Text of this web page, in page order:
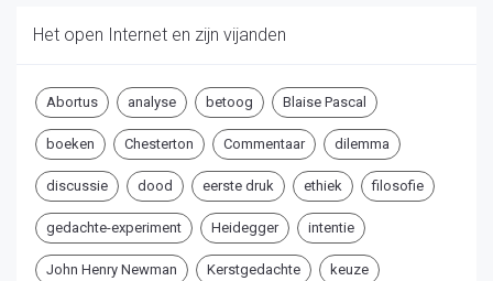
Het open Internet en zijn vijanden
Abortus analyse betoog Blaise Pascal
boeken Chesterton Commentaar dilemma
discussie dood eerste druk ethiek filosofie
gedachte-experiment Heidegger intentie
John Henry Newman Kerstgedachte keuze